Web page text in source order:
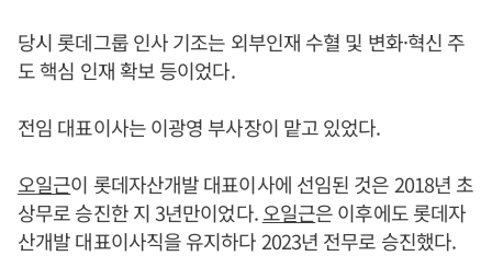
당시 롯데그룹 인사 기조는 외부인재 수혈 및 변화·혁신 주
도 핵심 인재 확보 등이었다.
전임 대표이사는 이광영 부사장이 맡고 있었다.
오일근이 롯데자산개발 대표이사에 선임된 것은 2018년 초
상무로 승진한 지 3년만이었다.오일근은 이후에도 롯데자
산개발 대표이사직을 유지하다 2023년 전무로 승진했다.